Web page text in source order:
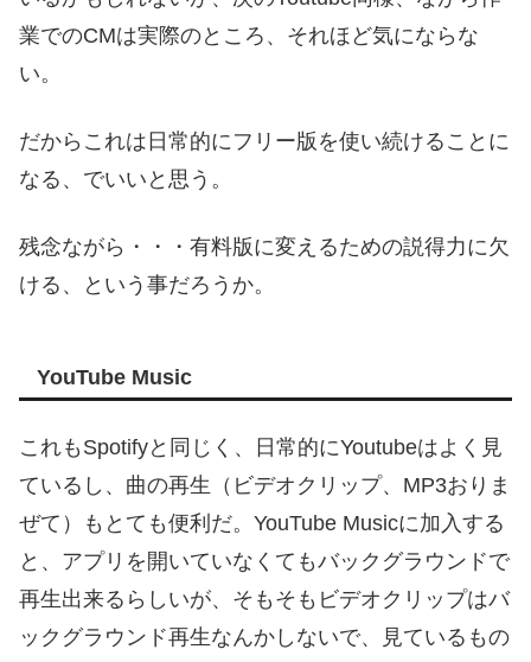
業でのCMは実際のところ、それほど気にならな
い。
だからこれは日常的にフリー版を使い続けることに
なる、でいいと思う。
残念ながら・・・有料版に変えるための説得力に欠
ける、という事だろうか。
YouTube Music
これもSpotifyと同じく、日常的にYoutubeはよく見
ているし、曲の再生（ビデオクリップ、MP3おりま
ぜて）もとても便利だ。YouTube Musicに加入する
と、アプリを開いていなくてもバックグラウンドで
再生出来るらしいが、そもそもビデオクリップはバ
ックグラウンド再生なんかしないで、見ているもの